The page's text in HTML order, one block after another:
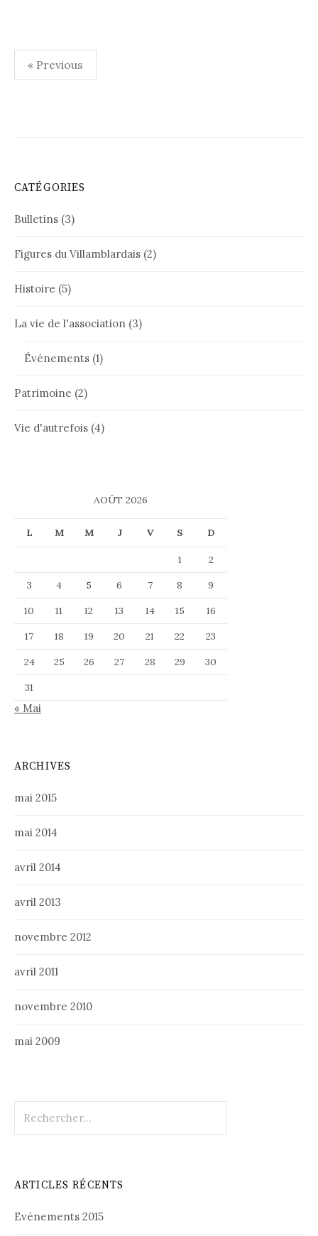
Pagination
des
« Previous
CATÉGORIES
Bulletins (3)
Figures du Villamblardais (2)
Histoire (5)
La vie de l'association (3)
Événements (1)
Patrimoine (2)
Vie d'autrefois (4)
AOÛT 2026
L M M J V S D
1
2
3
4 5 6 7 8
9
10
11 12 13 14 15
16
17
18 19 20 21 22
23
24
25 26 27 28 29
30
31
« Mai
ARCHIVES
mai 2015
mai 2014
avril 2014
avril 2013
novembre 2012
avril 2011
novembre 2010
mai 2009
ARTICLES RÉCENTS
Evénements 2015